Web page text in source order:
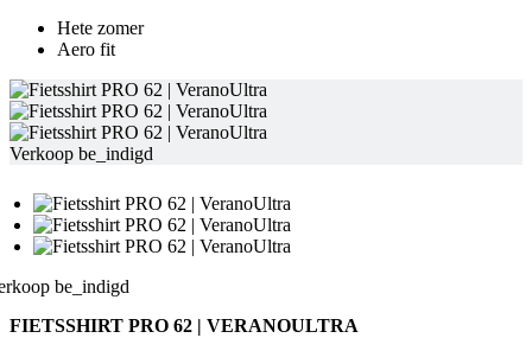
Hete zomer
Aero fit
Verkoop be_indigd
be_indigd
FIETSSHIRT PRO 62 | VERANOULTRA